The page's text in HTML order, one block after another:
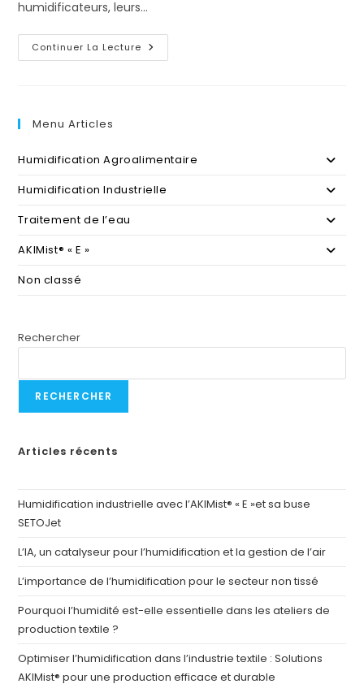
humidificateurs, leurs…
Continuer La Lecture AKIMist
D’IKEUCHI:
Menu Articles
Humidification Agroalimentaire
Humidification Industrielle
Traitement de l’eau
AKIMist® « E »
Non classé
Rechercher
RECHERCHER
Articles récents
Humidification industrielle avec l’AKIMist® « E »et sa buse
SETOJet
L’IA, un catalyseur pour l’humidification et la gestion de l’air
L’importance de l’humidification pour le secteur non tissé
Pourquoi l’humidité est-elle essentielle dans les ateliers de
production textile ?
Optimiser l’humidification dans l’industrie textile : Solutions
AKIMist® pour une production efficace et durable